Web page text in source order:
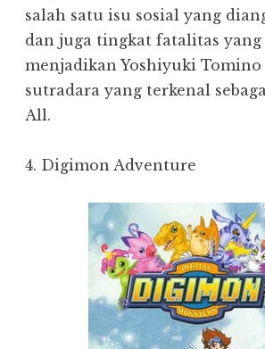
salah satu isu sosial yang
dan juga tingkat fatalitas
menjadikan Yoshiyuki Tomino
sutradara yang terkenal
All.
4. Digimon Adventure